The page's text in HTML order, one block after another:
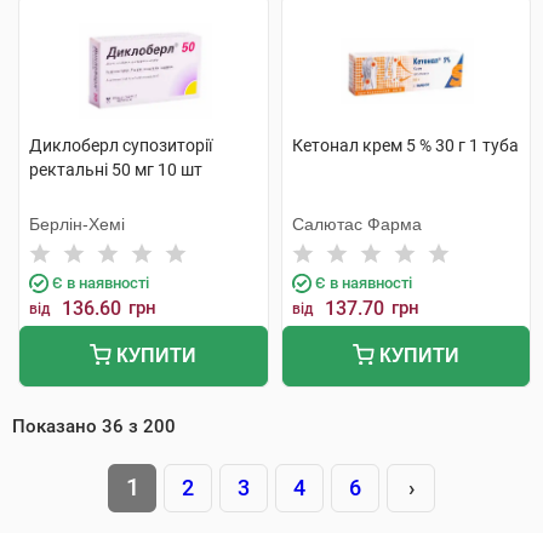
Диклоберл супозиторії
ректальні 50 мг 10 шт
Берлін-Хемі
Є в наявності
від 136.60 грн
КУПИТИ
Кетонал крем 5 % 30 г 1 туба
Салютас Фарма
Є в наявності
від 137.70 грн
КУПИТИ
Показано 36 з 200
1 2 3 4 6 ›